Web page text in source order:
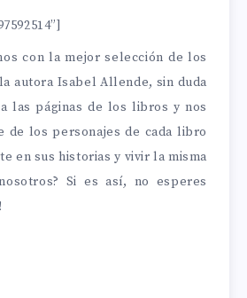
con la mejor selección de los
autora Isabel Allende, sin duda
las páginas de los libros y nos
de los personajes de cada libro
en sus historias y vivir la misma
Si es así, no esperes